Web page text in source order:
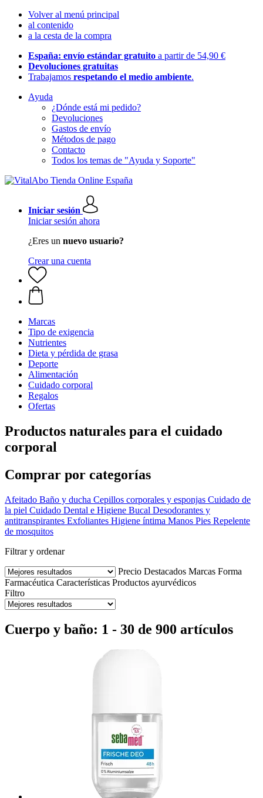
Volver al menú principal
al contenido
a la cesta de la compra
España: envío estándar gratuito a partir de 54,90 €
Devoluciones gratuitas
Trabajamos respetando el medio ambiente.
Ayuda
¿Dónde está mi pedido?
Devoluciones
Gastos de envío
Métodos de pago
Contacto
Todos los temas de "Ayuda y Soporte"
Iniciar sesión
Iniciar sesión ahora
¿Eres un nuevo usuario?
Crear una cuenta
Marcas
Tipo de exigencia
Nutrientes
Dieta y pérdida de grasa
Deporte
Alimentación
Cuidado corporal
Regalos
Ofertas
Productos naturales para el cuidado
corporal
Comprar por categorías
Afeitado Baño y ducha Cepillos corporales y esponjas Cuidado de
la piel Cuidado Dental e Higiene Bucal Desodorantes y
antitranspirantes Exfoliantes Higiene íntima Manos Pies Repelente
de mosquitos
Filtrar y ordenar
Precio Destacados Marcas Forma
Farmacéutica Características Productos ayurvédicos
Filtro
Cuerpo y baño: 1 - 30 de 900 artículos